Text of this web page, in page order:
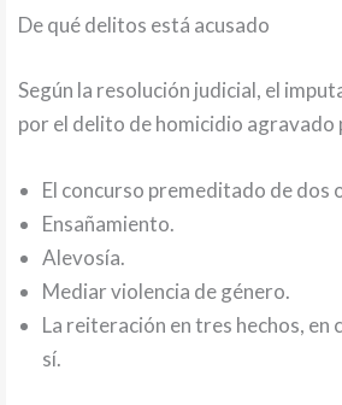
De qué delitos está acusado
Según la resolución judicial, el
por el delito de homicidio agravado
El concurso premeditado de dos
Ensañamiento.
Alevosía.
Mediar violencia de género.
La reiteración en tres hechos, en
sí.